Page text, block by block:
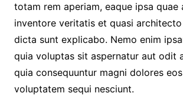
totam rem aperiam, eaque ipsa quae
inventore veritatis et quasi
dicta sunt explicabo. Nemo enim
quia voluptas sit aspernatur aut odit
quia consequuntur magni dolores
voluptatem sequi nesciunt.